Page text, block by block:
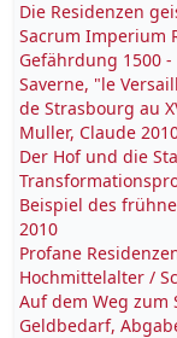
Die Residenzen
Sacrum Imperium
Gefährdung 1500
Saverne, "le
de Strasbourg au
Muller, Claude
Der Hof und die
Beispiel des
2010
Profane
Hochmittelalter /
Auf dem Weg zum
Geldbedarf,